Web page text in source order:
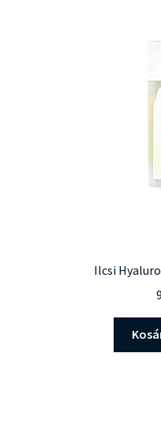
Ilcsi